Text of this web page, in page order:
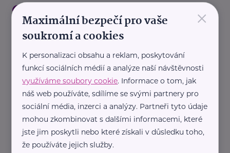
Spolek Ukliďme Česko
Na výlet přibalte ještě jednu věc. Možná překvapí,
×
Maximální bezpečí pro vaše
soukromí a cookies
K personalizaci obsahu a reklam, poskytování
funkcí sociálních médií a analýze naší návštěvnosti
využíváme soubory cookie. Informace o tom, jak
náš web používáte, sdílíme se svými partnery pro
sociální média, inzerci a analýzy. Partneři tyto údaje
mohou zkombinovat s dalšími informacemi, které
jste jim poskytli nebo které získali v důsledku toho,
že používáte jejich služby.